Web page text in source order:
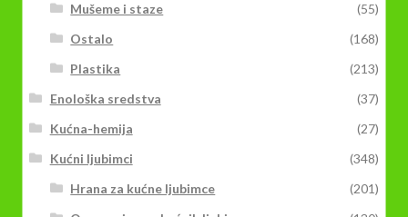
Mušeme i staze
(55)
Ostalo
(168)
Plastika
(213)
Enološka sredstva
(37)
Kućna-hemija
(27)
Kućni ljubimci
(348)
Hrana za kućne ljubimce
(201)